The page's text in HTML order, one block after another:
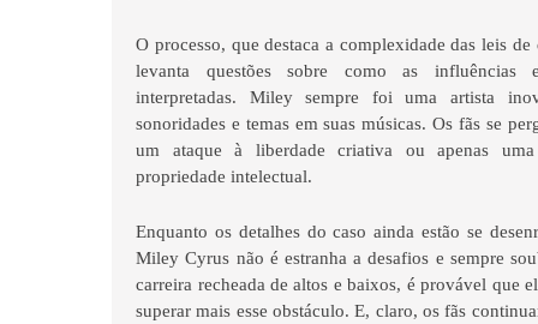
O processo, que destaca a complexidade das leis
levanta questões sobre como as influências
interpretadas. Miley sempre foi uma artista
sonoridades e temas em suas músicas. Os fãs se
um ataque à liberdade criativa ou apenas
propriedade intelectual.
Enquanto os detalhes do caso ainda estão se
Miley Cyrus não é estranha a desafios e sempre
carreira recheada de altos e baixos, é provável que
superar mais esse obstáculo. E, claro, os fãs